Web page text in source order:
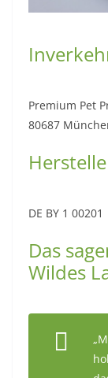
Premium Pet
80687
DE BY 1 00201
Das
Wildes